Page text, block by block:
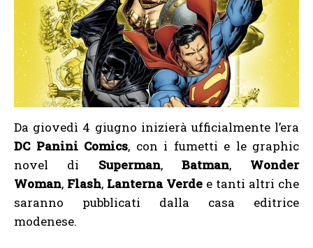
Da giovedì 4 giugno inizierà ufficialmente l’era
DC Panini Comics, con i fumetti e le graphic
novel di Superman, Batman,Wonder
Woman, Flash, Lanterna Verde e tanti altri che
saranno pubblicati dalla casa editrice
modenese.